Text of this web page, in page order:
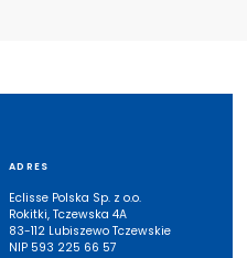
ADRES
Eclisse Polska Sp. z o.o.
Rokitki, Tczewska 4A
83-112 Lubiszewo Tczewskie
NIP 593 225 66 57